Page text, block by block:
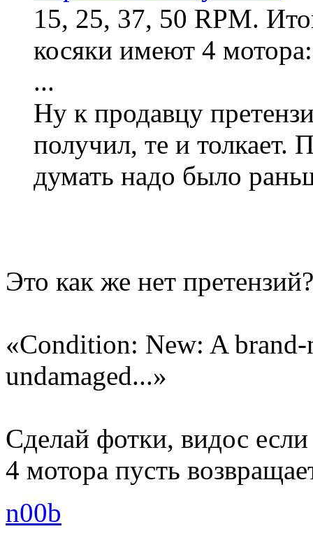
15, 25, 37, 50 RPM.
косяки имеют 4 мотора:
...
Ну к продавцу
получил, те и толкает.
думать надо было
Это как же нет
«Condition: New: A brand-
undamaged...»
Сделай фотки, видос
4 мотора пусть
n00b